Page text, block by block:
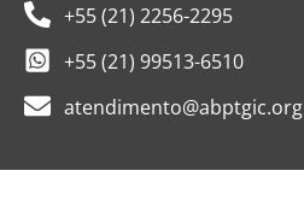
+55 (21) 2256-2295
+55 (21) 99513-6510
atendimento@abptgic.org